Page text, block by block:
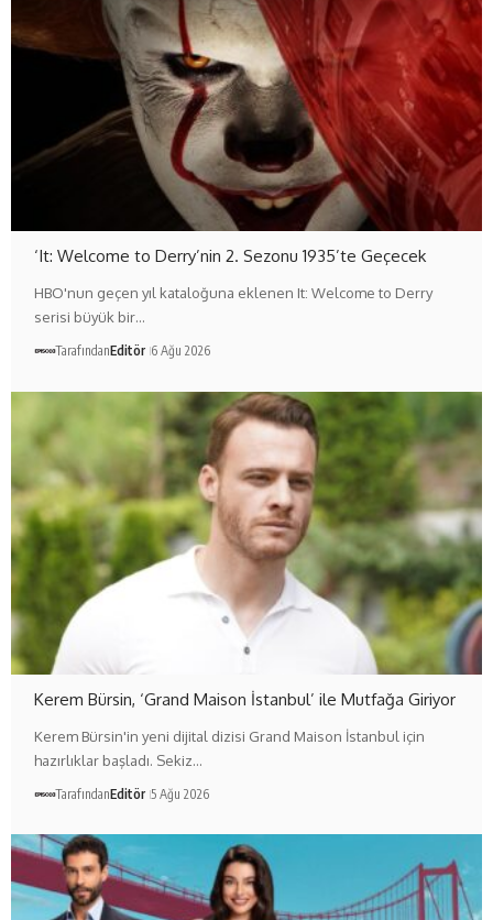
‘It: Welcome to Derry’nin 2. Sezonu 1935’te Geçecek
HBO'nun geçen yıl kataloğuna eklenen It: Welcome to Derry
serisi büyük bir…
TarafındanEditör 6 Ağu 2026
Kerem Bürsin, ‘Grand Maison İstanbul’ ile Mutfağa Giriyor
Kerem Bürsin'in yeni dijital dizisi Grand Maison İstanbul için
hazırlıklar başladı. Sekiz…
TarafındanEditör 5 Ağu 2026